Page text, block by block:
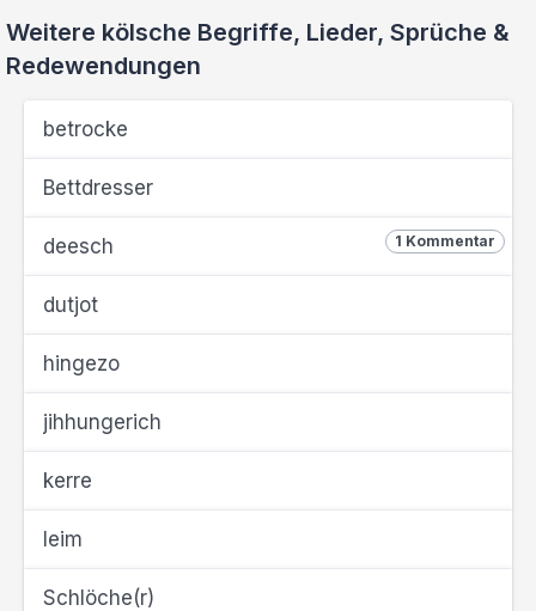
Weitere kölsche Begriffe, Lieder, Sprüche &
Redewendungen
betrocke
Bettdresser
1 Kommentar
deesch
dutjot
hingezo
jihhungerich
kerre
leim
Schlöche(r)